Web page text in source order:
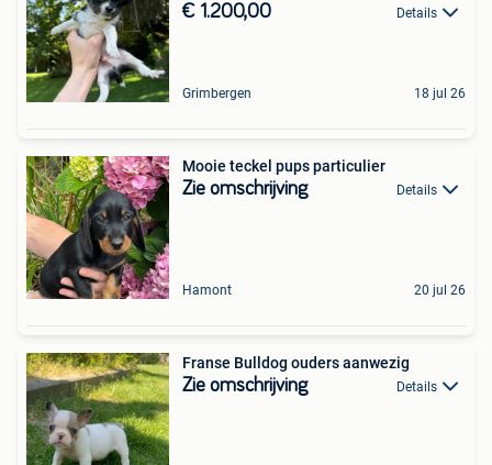
€ 1.200,00 Details
Grimbergen 18 jul 26
Mooie teckel pups particulier
Zie omschrijving Details
Hamont 20 jul 26
Franse Bulldog ouders aanwezig
Zie omschrijving Details